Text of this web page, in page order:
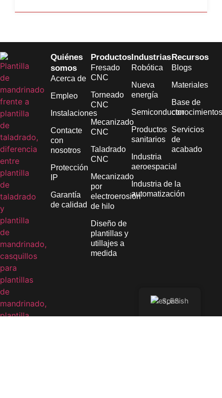
Quiénes
somos
Acerca de
Empleo
Instalaciones
Contacte
con
nosotros
Protección
IP
Garantía
de calidad
Productos
Fresado
CNC
Torneado
CNC
Mecanizado
CNC
Taladrado
CNC
Mecanizado
por
electroerosión
de hilo
Diseño de
plantillas y
utillajes a
medida
Industrias
Robótica
Nueva
energía
Semiconductor
Productos
sanitarios
Industria
aeroespacial
Industria de la
automatización
Recursos
Blogs
Materiales
Base de
Servicios
de
acabado
Spanish